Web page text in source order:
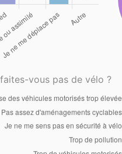
vous pas de vélo ?